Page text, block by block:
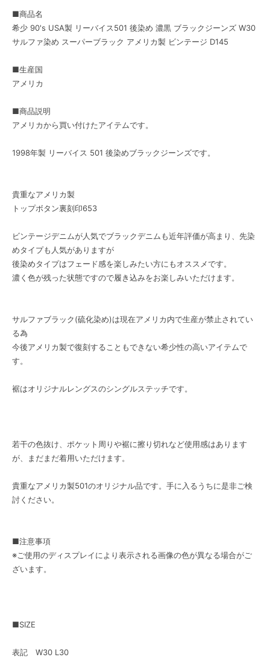
■商品名
希少 90's USA製 リーバイス501 後染め 濃黒 ブラックジーンズ W30
サルファ染め スーパーブラック アメリカ製 ビンテージ D145
■生産国
アメリカ
■商品説明
アメリカから買い付けたアイテムです。
1998年製 リーバイス 501 後染めブラックジーンズです。
貴重なアメリカ製
トップボタン裏刻印653
ビンテージデニムが人気でブラックデニムも近年評価が高まり、先染
めタイプも人気がありますが
後染めタイプはフェード感を楽しみたい方にもオススメです。
濃く色が残った状態ですので履き込みをお楽しみいただけます。
サルファブラック(硫化染め)は現在アメリカ内で生産が禁止されてい
る為
今後アメリカ製で復刻することもできない希少性の高いアイテムで
す。
裾はオリジナルレングスのシングルステッチです。
若干の色抜け、ポケット周りや裾に擦り切れなど使用感はあります
が、まだまだ着用いただけます。
貴重なアメリカ製501のオリジナル品です。手に入るうちに是非ご検
討ください。
■注意事項
※ご使用のディスプレイにより表示される画像の色が異なる場合がご
ざいます。
■SIZE
表記 W30 L30